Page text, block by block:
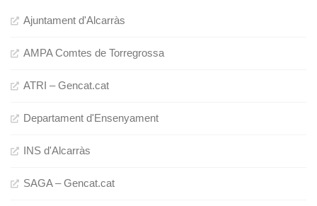
Ajuntament d'Alcarràs
AMPA Comtes de Torregrossa
ATRI – Gencat.cat
Departament d'Ensenyament
INS d'Alcarràs
SAGA – Gencat.cat